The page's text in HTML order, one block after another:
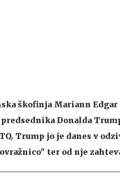
škofinja Mariann
Donalda
Trump jo je danes v
ter od nje